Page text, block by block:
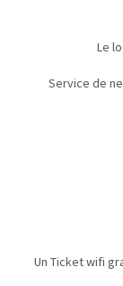
Le
Service de
Un Ticket wifi